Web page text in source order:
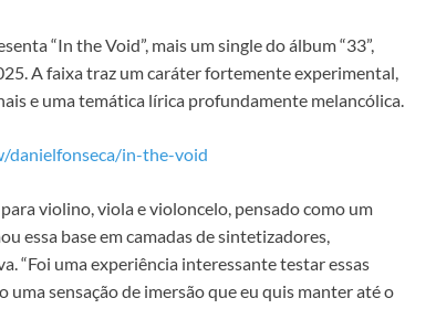
“In the Void”, mais um single do álbum “33”,
A faixa traz um caráter fortemente experimental,
e uma temática lírica profundamente melancólica.
in-the-void
violino, viola e violoncelo, pensado como um
essa base em camadas de sintetizadores,
“Foi uma experiência interessante testar essas
sensação de imersão que eu quis manter até o